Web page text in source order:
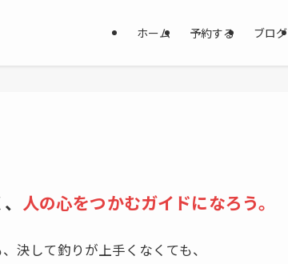
ホーム 予約する ブログ
人の心をつかむガイドになろう。
決して釣りが上手くなくても、